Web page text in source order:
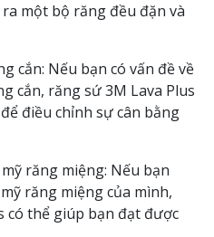
một bộ răng đều đặn và
cắn: Nếu bạn có vấn đề về
cắn, răng sứ 3M Lava Plus
điều chỉnh sự cân bằng
răng miệng: Nếu bạn
răng miệng của mình,
có thể giúp bạn đạt được